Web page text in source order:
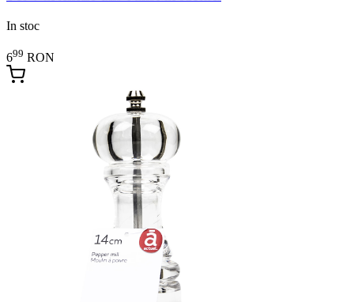
In stoc
699 RON